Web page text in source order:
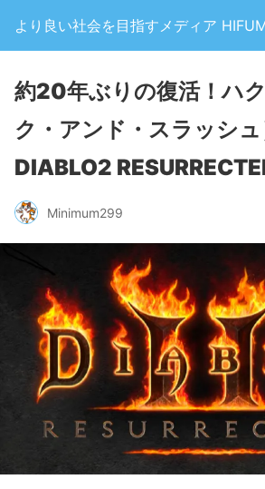
より良い社会を目指すメディア
約20年ぶりの復活！ハ
ク・アンド・スラッシ
DIABLO2
Minimum299